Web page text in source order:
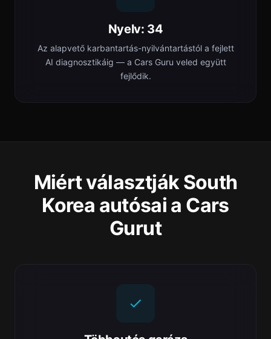
Nyelv: 34
Az alapvető karbantartás-nyilvántartástól a fejlett
AI diagnosztikáig — a Cars Guru veled együtt
fejlődik.
Miért választják South
Korea autósai a Cars
Gurut